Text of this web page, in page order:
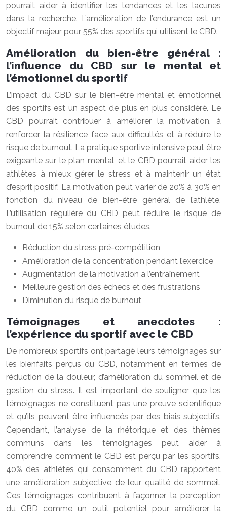
pourrait aider à identifier les tendances et les lacunes
dans la recherche. L’amélioration de l’endurance est un
objectif majeur pour 55% des sportifs qui utilisent le CBD.
Amélioration du bien-être général :
l’influence du CBD sur le mental et
l’émotionnel du sportif
L’impact du CBD sur le bien-être mental et émotionnel
des sportifs est un aspect de plus en plus considéré. Le
CBD pourrait contribuer à améliorer la motivation, à
renforcer la résilience face aux difficultés et à réduire le
risque de burnout. La pratique sportive intensive peut être
exigeante sur le plan mental, et le CBD pourrait aider les
athlètes à mieux gérer le stress et à maintenir un état
d’esprit positif. La motivation peut varier de 20% à 30% en
fonction du niveau de bien-être général de l’athlète.
L’utilisation régulière du CBD peut réduire le risque de
burnout de 15% selon certaines études.
Réduction du stress pré-compétition
Amélioration de la concentration pendant l’exercice
Augmentation de la motivation à l’entraînement
Meilleure gestion des échecs et des frustrations
Diminution du risque de burnout
Témoignages et anecdotes :
l’expérience du sportif avec le CBD
De nombreux sportifs ont partagé leurs témoignages sur
les bienfaits perçus du CBD, notamment en termes de
réduction de la douleur, d’amélioration du sommeil et de
gestion du stress. Il est important de souligner que les
témoignages ne constituent pas une preuve scientifique
et qu’ils peuvent être influencés par des biais subjectifs.
Cependant, l’analyse de la rhétorique et des thèmes
communs dans les témoignages peut aider à
comprendre comment le CBD est perçu par les sportifs.
40% des athlètes qui consomment du CBD rapportent
une amélioration subjective de leur qualité de sommeil.
Ces témoignages contribuent à façonner la perception
du CBD comme un outil potentiel pour améliorer la